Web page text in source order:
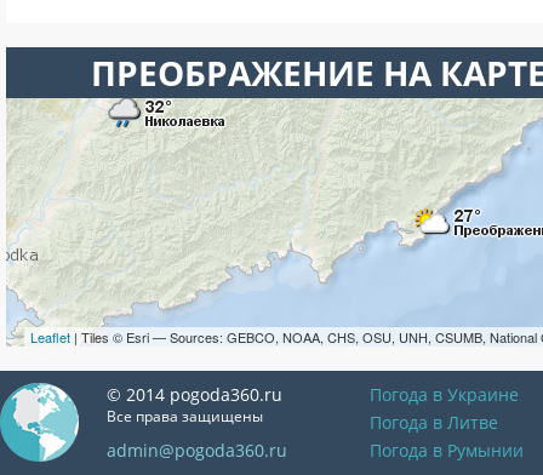
ПРЕОБРАЖЕНИЕ НА
Leaflet | Tiles © Esri — Sources: GEBCO, NOAA, CHS, OSU, UNH, CSUMB, National
© 2014 pogoda360.ru
Все права защищены
admin@pogoda360.ru
Погода в Украине
Погода в Литве
Погода в Румынии